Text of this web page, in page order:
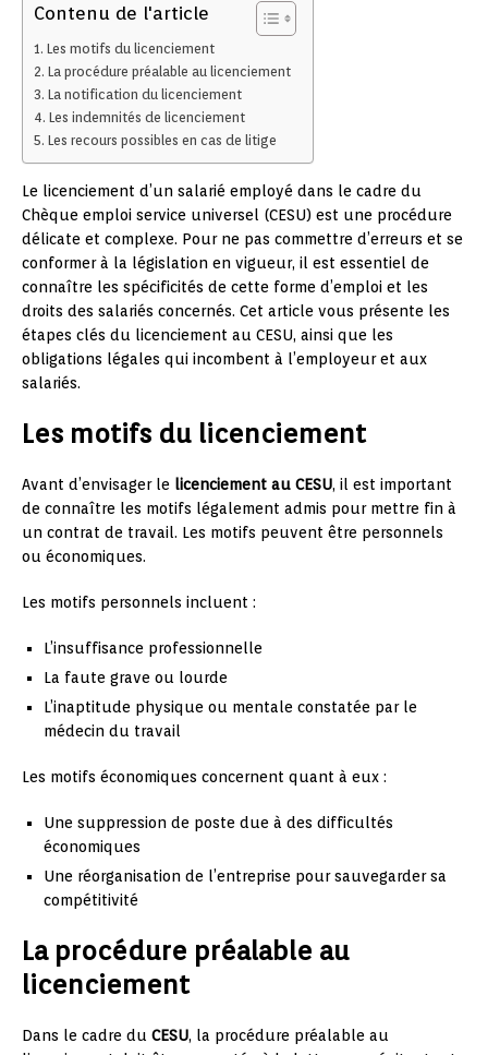
Contenu de l'article
Les motifs du licenciement
La procédure préalable au licenciement
La notification du licenciement
Les indemnités de licenciement
Les recours possibles en cas de litige
Le licenciement d’un salarié employé dans le cadre du
Chèque emploi service universel (CESU) est une procédure
délicate et complexe. Pour ne pas commettre d’erreurs et se
conformer à la législation en vigueur, il est essentiel de
connaître les spécificités de cette forme d’emploi et les
droits des salariés concernés. Cet article vous présente les
étapes clés du licenciement au CESU, ainsi que les
obligations légales qui incombent à l’employeur et aux
salariés.
Les motifs du licenciement
Avant d’envisager le licenciement au CESU, il est important
de connaître les motifs légalement admis pour mettre fin à
un contrat de travail. Les motifs peuvent être personnels
ou économiques.
Les motifs personnels incluent :
L’insuffisance professionnelle
La faute grave ou lourde
L’inaptitude physique ou mentale constatée par le
médecin du travail
Les motifs économiques concernent quant à eux :
Une suppression de poste due à des difficultés
économiques
Une réorganisation de l’entreprise pour sauvegarder sa
compétitivité
La procédure préalable au
licenciement
Dans le cadre du CESU, la procédure préalable au